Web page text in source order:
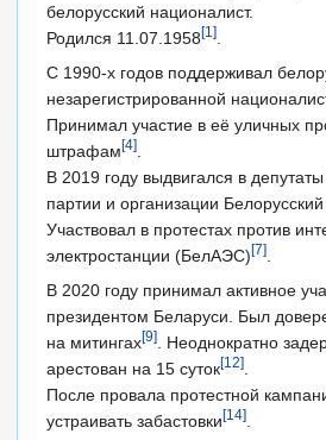
белорусский националист.
Родился 11.07.1958[1]
С 1990-х годов поддерживал
незарегистрированной
Принимал участие в её уличных
штрафам[4]
В 2019 году выдвигался в
партии и организации
Участвовал в протестах против
электростанции (БелАЭС)[7]
В 2020 году принимал активное
президентом Беларуси. Был
на митингах[9] . Неоднократно
арестован на 15 суток[12]
После провала протестной
устраивать забастовки[14]